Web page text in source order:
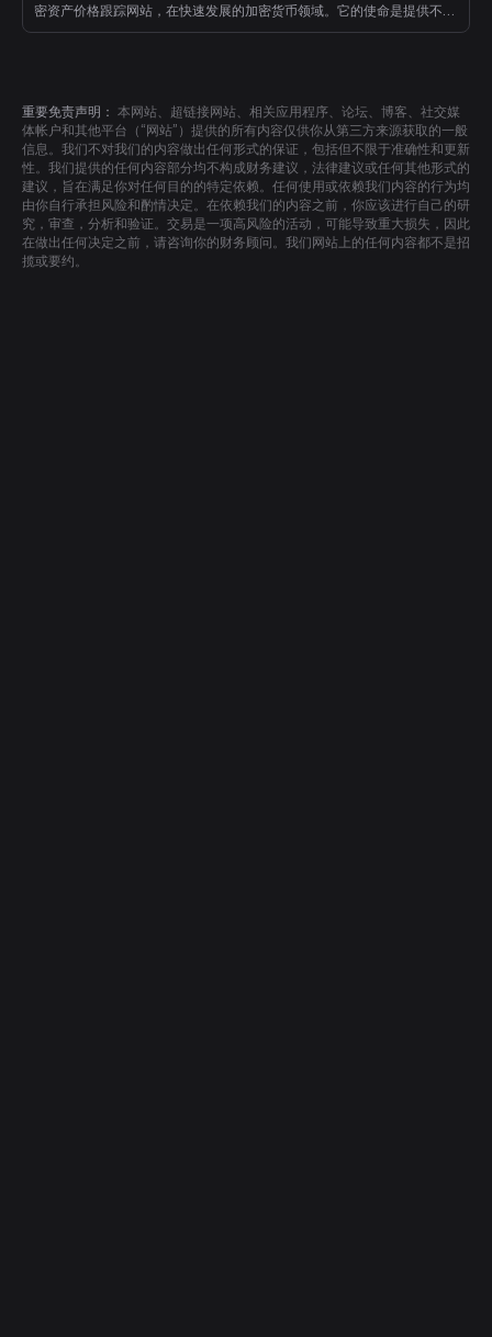
密资产价格跟踪网站，在快速发展的加密货币领域。它的使命是提供不偏
不倚的，高质量和准确的信息，为用户决策提供参考，从而提升加密行业
重要免责声明： 本网站、超链接网站、相关应用程序、论坛、博客、社交媒
体帐户和其他平台（“网站”）提供的所有内容仅供你从第三方来源获取的一般
信息。我们不对我们的内容做出任何形式的保证，包括但不限于准确性和更新
性。我们提供的任何内容部分均不构成财务建议，法律建议或任何其他形式的
建议，旨在满足你对任何目的的特定依赖。任何使用或依赖我们内容的行为均
由你自行承担风险和酌情决定。在依赖我们的内容之前，你应该进行自己的研
究，审查，分析和验证。交易是一项高风险的活动，可能导致重大损失，因此
在做出任何决定之前，请咨询你的财务顾问。我们网站上的任何内容都不是招
揽或要约。